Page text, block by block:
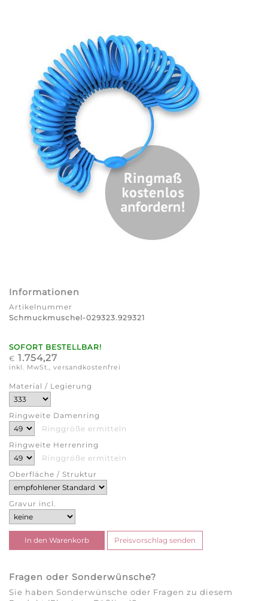
Informationen
Artikelnummer
Schmuckmuschel-029323.929321
SOFORT BESTELLBAR!
€ 1.754,27
inkl. MwSt., versandkostenfrei
Material / Legierung
Ringweite Damenring
Ringgröße ermitteln
Ringweite Herrenring
Ringgröße ermitteln
Oberfläche / Struktur
Gravur incl.
Fragen oder Sonderwünsche?
Sie haben Sonderwünsche oder Fragen zu diesem